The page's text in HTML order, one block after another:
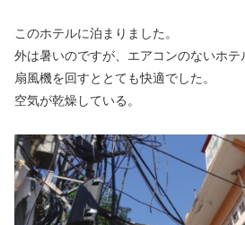
このホテルに泊まりました。
外は暑いのですが、エアコンのないホ
扇風機を回すととても快適でした。
空気が乾燥している。